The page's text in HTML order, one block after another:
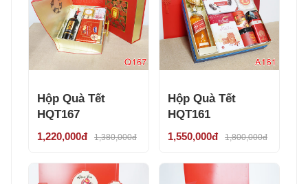
Hộp Quà Tết
HQT167
1,220,000đ 1,380,000đ
Hộp Quà Tết
HQT161
1,550,000đ 1,800,000đ